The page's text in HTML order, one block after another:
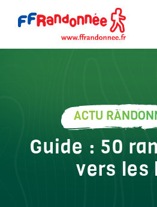
ACTU
Guide : 50
vers les